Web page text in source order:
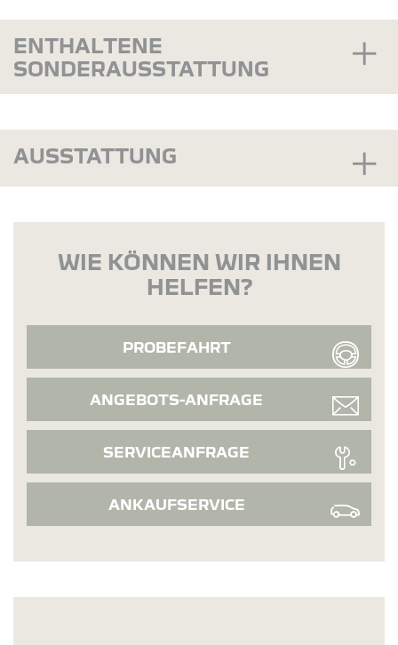
ENTHALTENE
SONDERAUSSTATTUNG
AUSSTATTUNG
WIE KÖNNEN WIR IHNEN
HELFEN?
PROBEFAHRT
ANGEBOTS-ANFRAGE
SERVICEANFRAGE
ANKAUFSERVICE